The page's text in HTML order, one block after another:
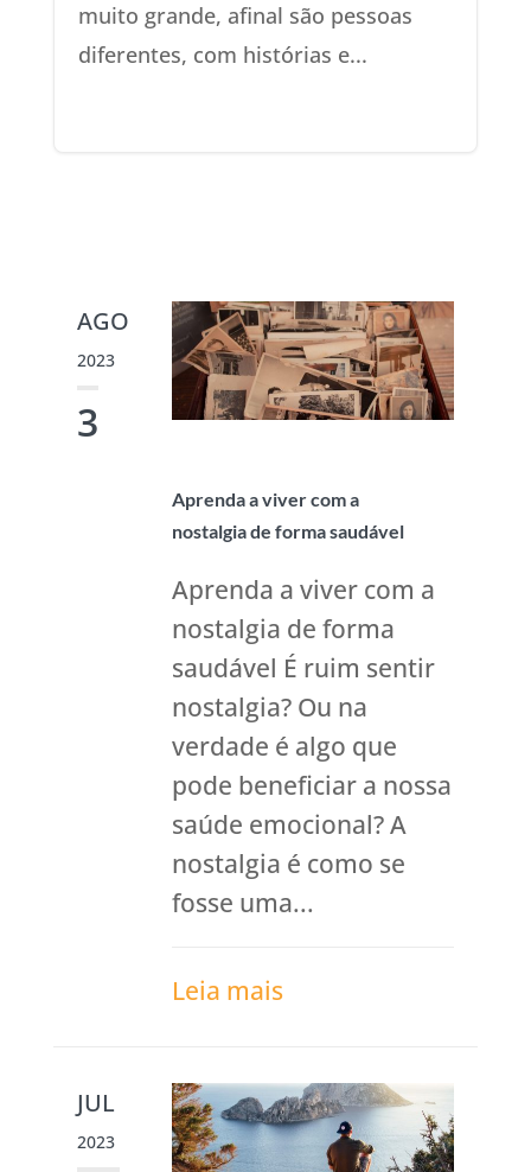
muito grande, afinal são pessoas
diferentes, com histórias e...
AGO
2023
3
Aprenda a viver com a
nostalgia de forma saudável
Aprenda a viver com a
nostalgia de forma
saudável É ruim sentir
nostalgia? Ou na
verdade é algo que
pode beneficiar a nossa
saúde emocional? A
nostalgia é como se
fosse uma...
Leia mais
JUL
2023